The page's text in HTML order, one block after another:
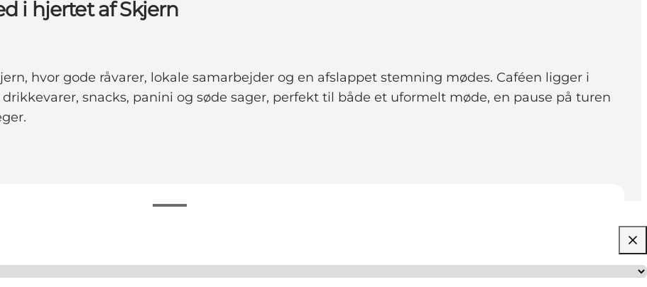
i hjertet af Skjern
hvor gode råvarer, lokale samarbejder og en afslappet stemning mødes. Caféen ligger i
snacks, panini og søde sager, perfekt til både et uformelt møde, en pause på turen